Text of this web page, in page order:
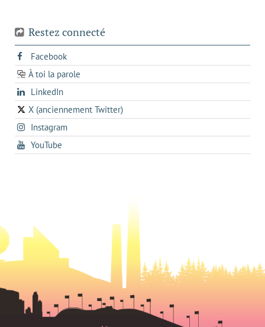
Restez connecté
Facebooks'ouvre
dans
un
onglet
À toi la parole
opens
in
a
new
tab
LinkedInopens
in
a
new
X (anciennement Twitter)
s'ouvre
dans
un
nouvel
Instagrams'ouvre
dans
un
YouTube
dans